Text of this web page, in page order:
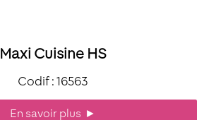
Maxi Cuisine HS
Codif : 16563
En savoir plus ►